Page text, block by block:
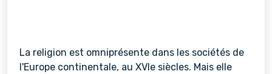
La religion est omniprésente dans les sociétés de
l'Europe continentale, au XVIe siècles. Mais elle